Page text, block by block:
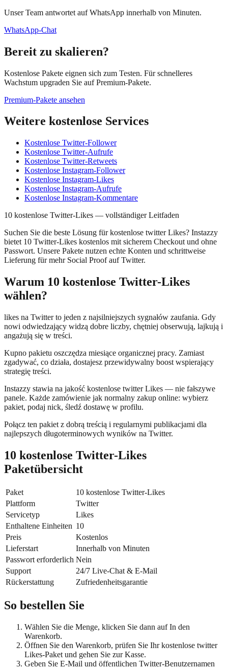
Unser Team antwortet auf WhatsApp innerhalb von Minuten.
WhatsApp-Chat
Bereit zu skalieren?
Kostenlose Pakete eignen sich zum Testen. Für schnelleres
Wachstum upgraden Sie auf Premium-Pakete.
Premium-Pakete ansehen
Weitere kostenlose Services
Kostenlose Twitter-Follower
Kostenlose Twitter-Aufrufe
Kostenlose Twitter-Retweets
Kostenlose Instagram-Follower
Kostenlose Instagram-Likes
Kostenlose Instagram-Aufrufe
Kostenlose Instagram-Kommentare
10 kostenlose Twitter-Likes — vollständiger Leitfaden
Suchen Sie die beste Lösung für kostenlose twitter Likes? Instazzy
bietet 10 Twitter-Likes kostenlos mit sicherem Checkout und ohne
Passwort. Unsere Pakete nutzen echte Konten und schrittweise
Lieferung für mehr Social Proof auf Twitter.
Warum 10 kostenlose Twitter-Likes
wählen?
likes na Twitter to jeden z najsilniejszych sygnałów zaufania. Gdy
nowi odwiedzający widzą dobre liczby, chętniej obserwują, lajkują i
angażują się w treści.
Kupno pakietu oszczędza miesiące organicznej pracy. Zamiast
zgadywać, co działa, dostajesz przewidywalny boost wspierający
strategię treści.
Instazzy stawia na jakość kostenlose twitter Likes — nie fałszywe
panele. Każde zamówienie jak normalny zakup online: wybierz
pakiet, podaj nick, śledź dostawę w profilu.
Połącz ten pakiet z dobrą treścią i regularnymi publikacjami dla
najlepszych długoterminowych wyników na Twitter.
10 kostenlose Twitter-Likes
Paketübersicht
Paket
10 kostenlose Twitter-Likes
Plattform
Twitter
Servicetyp
Likes
Enthaltene Einheiten 10
Preis
Kostenlos
Lieferstart
Innerhalb von Minuten
Passwort erforderlich Nein
Support
24/7 Live-Chat & E-Mail
Rückerstattung
Zufriedenheitsgarantie
So bestellen Sie
Wählen Sie die Menge, klicken Sie dann auf In den
Warenkorb.
Öffnen Sie den Warenkorb, prüfen Sie Ihr kostenlose twitter
Likes-Paket und gehen Sie zur Kasse.
Geben Sie E-Mail und öffentlichen Twitter-Benutzernamen